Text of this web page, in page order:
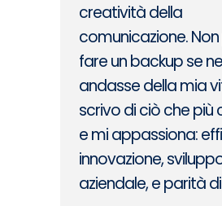
creatività della
comunicazione.
fare un backup se ne
andasse della mia
scrivo di ciò che più
e mi appassiona:
innovazione,
aziendale, e parità